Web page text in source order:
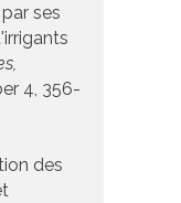
ses
4, 356-
des